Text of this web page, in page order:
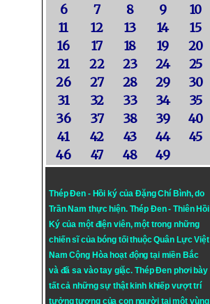
6
7 8 9
10
11
12 13 14
15
16
17 18 19
20
21
22 23 24
25
26
27 28 29
30
31
32 33 34
35
36
37 38 39
40
41
42 43 44
45
46
47 48 49
Thép Đen - Hồi ký của Đặng Chí Bình, do
Trần Nam thực hiện. Thép Đen- Thiên Hồi
Ký của một điện viên, một trong những
chiến sĩ của bóng tối thuộc Quân Lực Việt
Nam Cộng Hòa hoạt động tại miền Bắc
và đã sa vào tay giặc. Thép Đen phơi bày
tất cả những sự thật kinh khiếp vượt trí
tưởng tượng của con người tại một vùng